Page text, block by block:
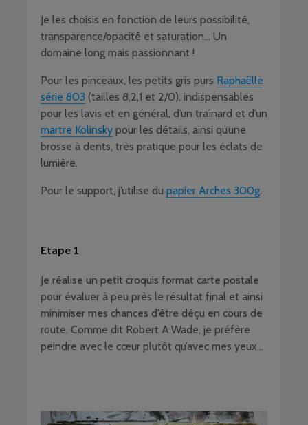
Je les choisis en fonction de leurs possibilité,
transparence/opacité et saturation… Un
domaine long mais passionnant !
Pour les pinceaux, les petits gris purs Raphaëlle
série 803 (tailles 8,2,1 et 2/0), indispensables
pour les lavis et en général, d’un traînard et d’un
martre Kolinsky pour les détails, ainsi qu’une
brosse à dents, très pratique pour les éclats de
lumière.
Pour le support, j’utilise du papier Arches 300g.
Etape 1
Je réalise un petit croquis format carte postale
pour évaluer à peu près le résultat final et ainsi
minimiser mes chances d’être déçu en cours de
route. Comme dit Robert A.Wade, je préfère
peindre avec le cœur plutôt qu’avec mes yeux…